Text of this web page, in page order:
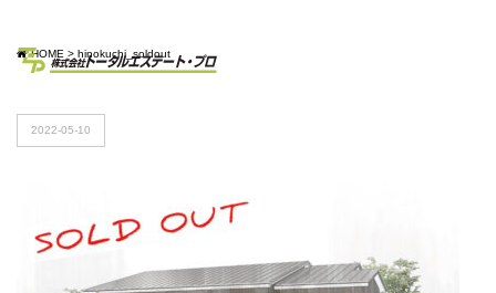
HOME > hinokuchi_soldout
2022-05-10